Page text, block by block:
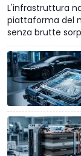
L'infrastruttura
piattaforma del
senza brutte